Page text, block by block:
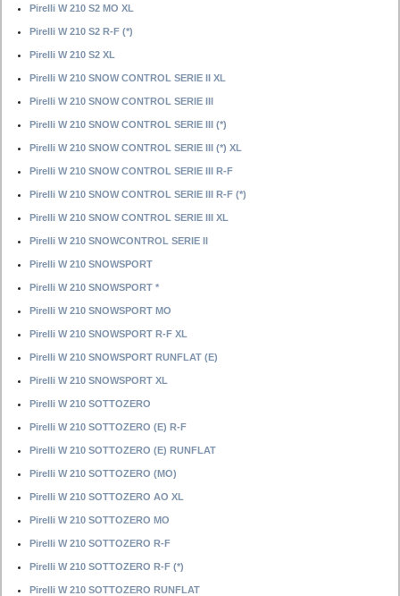
Pirelli W 210 S2 MO XL
Pirelli W 210 S2 R-F (*)
Pirelli W 210 S2 XL
Pirelli W 210 SNOW CONTROL SERIE II XL
Pirelli W 210 SNOW CONTROL SERIE III
Pirelli W 210 SNOW CONTROL SERIE III (*)
Pirelli W 210 SNOW CONTROL SERIE III (*) XL
Pirelli W 210 SNOW CONTROL SERIE III R-F
Pirelli W 210 SNOW CONTROL SERIE III R-F (*)
Pirelli W 210 SNOW CONTROL SERIE III XL
Pirelli W 210 SNOWCONTROL SERIE II
Pirelli W 210 SNOWSPORT
Pirelli W 210 SNOWSPORT *
Pirelli W 210 SNOWSPORT MO
Pirelli W 210 SNOWSPORT R-F XL
Pirelli W 210 SNOWSPORT RUNFLAT (E)
Pirelli W 210 SNOWSPORT XL
Pirelli W 210 SOTTOZERO
Pirelli W 210 SOTTOZERO (E) R-F
Pirelli W 210 SOTTOZERO (E) RUNFLAT
Pirelli W 210 SOTTOZERO (MO)
Pirelli W 210 SOTTOZERO AO XL
Pirelli W 210 SOTTOZERO MO
Pirelli W 210 SOTTOZERO R-F
Pirelli W 210 SOTTOZERO R-F (*)
Pirelli W 210 SOTTOZERO RUNFLAT